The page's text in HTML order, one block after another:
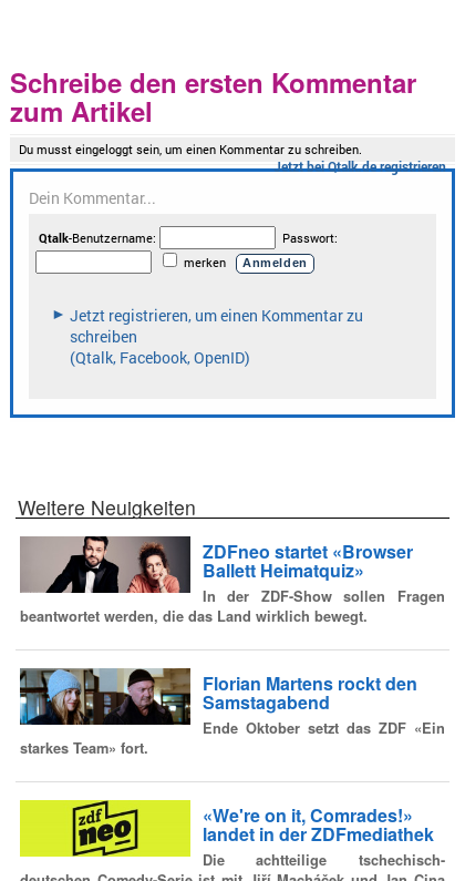
Schreibe den ersten Kommentar
zum Artikel
Weitere Neuigkeiten
ZDFneo startet «Browser
Ballett Heimatquiz»
In der ZDF-Show sollen Fragen
beantwortet werden, die das Land wirklich bewegt.
Florian Martens rockt den
Samstagabend
Ende Oktober setzt das ZDF «Ein
starkes Team» fort.
«We're on it, Comrades!»
landet in der ZDFmediathek
Die achtteilige tschechisch-